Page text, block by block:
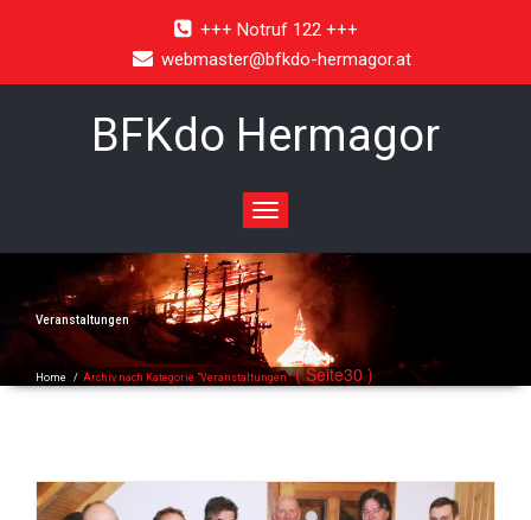
+++ Notruf 122 +++
webmaster@bfkdo-hermagor.at
BFKdo Hermagor
Toggle
navigation
Veranstaltungen
Home / Archiv nach Kategorie "Veranstaltungen"( Seite30 )